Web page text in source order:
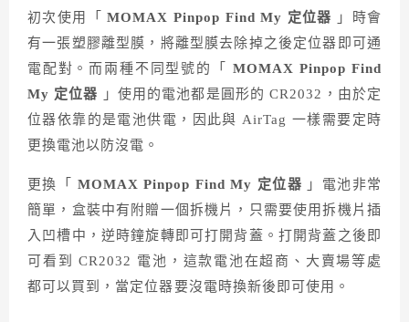
初次使用「MOMAX Pinpop Find My 定位器
」時會
有一張塑膠離型膜，將離型膜去除掉之後定位器即可通
電配對。而兩種不同型號的「 MOMAX Pinpop Find
My 定位器
」使用的電池都是圓形的 CR2032，由於定
位器依靠的是電池供電，因此與 AirTag 一樣需要定時
更換電池以防沒電。
更換「 MOMAX Pinpop Find My 定位器 」電池非常
簡單，盒裝中有附贈一個拆機片，只需要使用拆機片插
入凹槽中，逆時鐘旋轉即可打開背蓋。打開背蓋之後即
可看到 CR2032 電池，這款電池在超商、大賣場等處
都可以買到，當定位器要沒電時換新後即可使用。